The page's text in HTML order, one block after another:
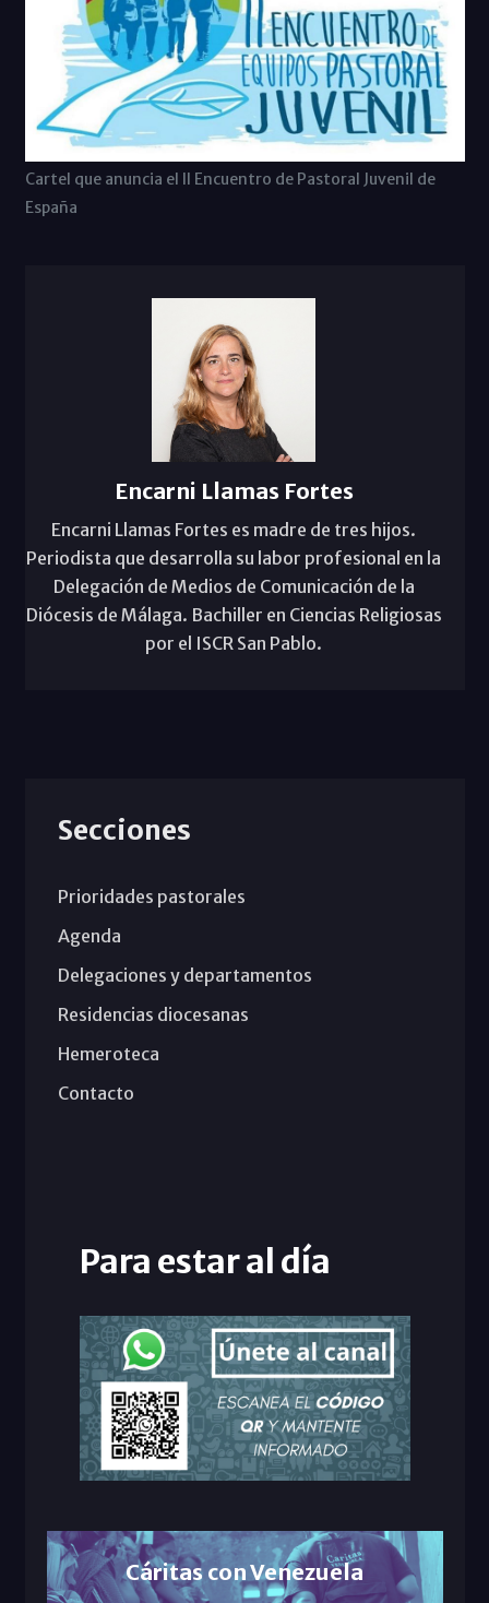
Cartel que anuncia el II Encuentro de Pastoral Juvenil de
España
Encarni Llamas Fortes
Encarni Llamas Fortes es madre de tres hijos.
Periodista que desarrolla su labor profesional en la
Delegación de Medios de Comunicación de la
Diócesis de Málaga. Bachiller en Ciencias Religiosas
por el ISCR San Pablo.
Secciones
Prioridades pastorales
Agenda
Delegaciones y departamentos
Residencias diocesanas
Hemeroteca
Contacto
Para estar al día
Cáritas con Venezuela